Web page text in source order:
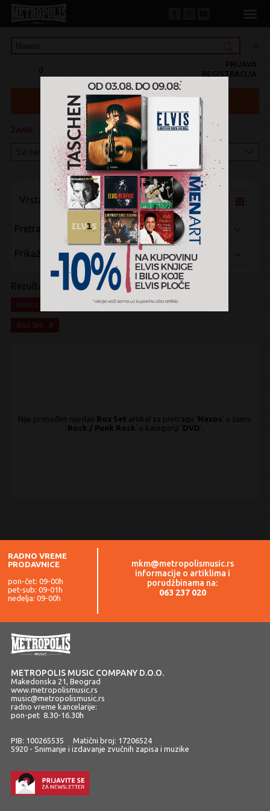
0 REGISTRACIJA
PRIJAVA
KATEGORIJA
Vrsta pregleda:
Pretraži po:
Prikaži po:
Rezultati pretrage:
Punk Rock x DVD
Nije pronađen nijedan Box Set artikal za pretragu 'Naxos ' u žanru
'Rock / Punk Rock ' u kategoriji 'DVD'.
RADNO VREME
PRODAVNICE
pon-čet: 09-00h
pet-sub: 09-01h
nedelja: 09-00h
mkm@metropolismusic.rs
informacije o artiklima i
porudžbinama na:
063 237 020
METROPOLIS MUSIC COMPANY D.O.O.
Makedonska 21, Beograd
www.metropolismusic.rs
music@metropolismusic.rs
radno vreme kancelarije:
pon-pet 8.30-16.30h
PIB: 100265535 Matični broj: 17206524
5920 - Snimanje i izdavanje zvučnih zapisa i muzike